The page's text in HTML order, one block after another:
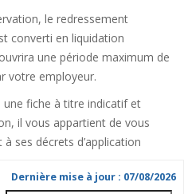
le redressement
converti en liquidation
une période maximum de
votre employeur.
fiche à titre indicatif et
il vous appartient de vous
ses décrets d’application
Dernière mise à jour : 07/08/2026